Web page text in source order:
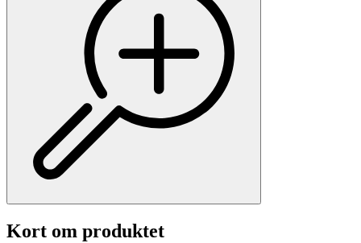
Kort om produktet